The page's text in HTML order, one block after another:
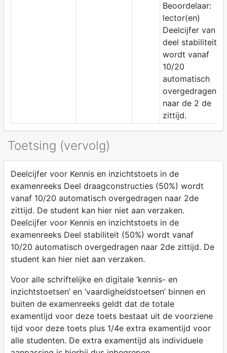
Beoordelaar:
lector(en)
Deelcijfer van
deel stabiliteit
wordt vanaf
10/20
automatisch
overgedragen
naar de 2 de
zittijd.
Toetsing (vervolg)
Deelcijfer voor Kennis en inzichtstoets in de
examenreeks Deel draagconstructies (50%) wordt
vanaf 10/20 automatisch overgedragen naar 2de
zittijd. De student kan hier niet aan verzaken.
Deelcijfer voor Kennis en inzichtstoets in de
examenreeks Deel stabiliteit (50%) wordt vanaf
10/20 automatisch overgedragen naar 2de zittijd. De
student kan hier niet aan verzaken.
Voor alle schriftelijke en digitale ‘kennis- en
inzichtstoetsen’ en ‘vaardigheidstoetsen’ binnen en
buiten de examenreeks geldt dat de totale
examentijd voor deze toets bestaat uit de voorziene
tijd voor deze toets plus 1/4e extra examentijd voor
alle studenten. De extra examentijd als individuele